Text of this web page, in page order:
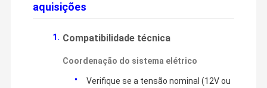
aquisições
Compatibilidade técnica
Coordenação do sistema elétrico
Verifique se a tensão nominal (12V ou